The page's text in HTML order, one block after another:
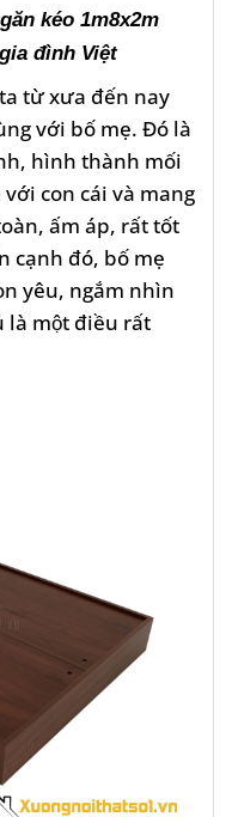
kéo 1m8x2m
đình Việt
từ xưa đến nay
với bố mẹ. Đó là
hình thành mối
con cái và mang
ấm áp, rất tốt
cạnh đó, bố mẹ
yêu, ngắm nhìn
là một điều rất